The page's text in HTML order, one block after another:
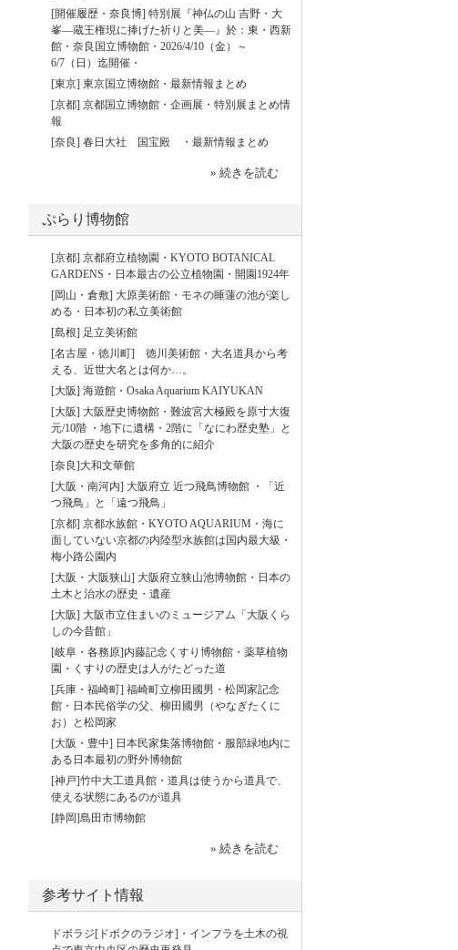
[開催履歴・奈良博] 特別展『神仏の山 吉野・大
峯―蔵王権現に捧げた祈りと美―』於：東・西新
館・奈良国立博物館・2026/4/10（金）～
6/7（日）迄開催・
[東京] 東京国立博物館・最新情報まとめ
[京都] 京都国立博物館・企画展・特別展まとめ情
報
[奈良] 春日大社 国宝殿 ・最新情報まとめ
» 続きを読む
ぷらり博物館
[京都] 京都府立植物園・KYOTO BOTANICAL
GARDENS・日本最古の公立植物園・開園1924年
[岡山・倉敷] 大原美術館・モネの睡蓮の池が楽し
める・日本初の私立美術館
[島根] 足立美術館
[名古屋・徳川町] 徳川美術館・大名道具から考
える、近世大名とは何か…。
[大阪] 海遊館・Osaka Aquarium KAIYUKAN
[大阪] 大阪歴史博物館・難波宮大極殿を原寸大復
元/10階 ・地下に遺構・2階に「なにわ歴史塾」と
大阪の歴史を研究を多角的に紹介
[奈良]大和文華館
[大阪・南河内] 大阪府立 近つ飛鳥博物館 ・「近
つ飛鳥」と「遠つ飛鳥」
[京都] 京都水族館・KYOTO AQUARIUM・海に
面していない京都の内陸型水族館は国内最大級・
梅小路公園内
[大阪・大阪狭山] 大阪府立狭山池博物館・日本の
土木と治水の歴史・遺産
[大阪] 大阪市立住まいのミュージアム「大阪くら
しの今昔館」
[岐阜・各務原]内藤記念くすり博物館・薬草植物
園・くすりの歴史は人がたどった道
[兵庫・福崎町] 福崎町立柳田國男・松岡家記念
館・日本民俗学の父、柳田國男（やなぎたくに
お）と松岡家
[大阪・豊中] 日本民家集落博物館・服部緑地内に
ある日本最初の野外博物館
[神戸]竹中大工道具館・道具は使うから道具で、
使える状態にあるのが道具
[静岡]島田市博物館
» 続きを読む
参考サイト情報
ドボラジ[ドボクのラジオ]・インフラを土木の視